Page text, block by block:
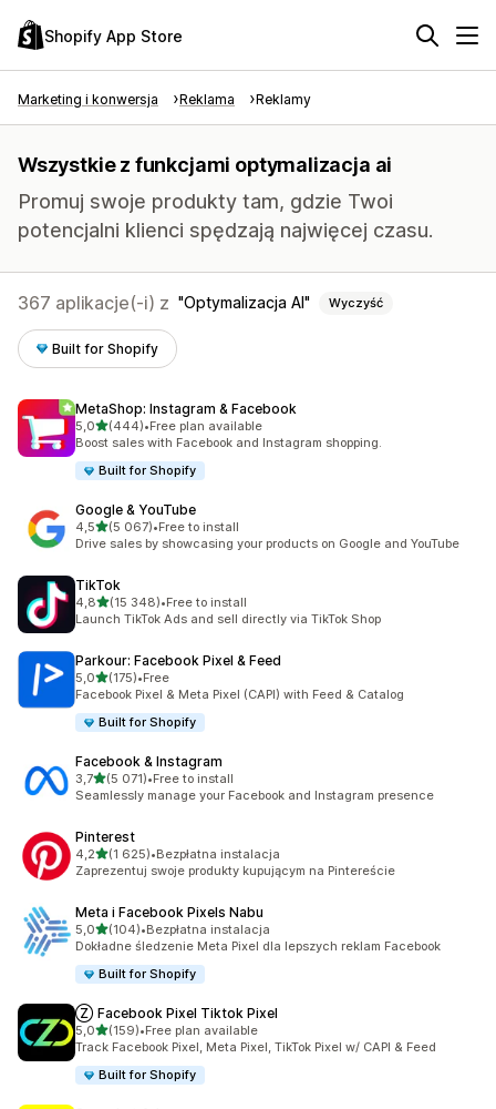
Shopify App Store
Marketing i konwersja Reklama Reklamy
Wszystkie z funkcjami optymalizacja ai
Promuj swoje produkty tam, gdzie Twoi
potencjalni klienci spędzają najwięcej czasu.
367 aplikacje(-i) z Optymalizacja AI Wyczyść
Built for Shopify
MetaShop: Instagram & Facebook
5,0na 5 gwiazdek
(444)
Łączna liczba recenzji: 444
•Free plan available
Boost sales with Facebook and Instagram shopping.
Built for Shopify
Google & YouTube
4,5na 5 gwiazdek
(5 067)
Łączna liczba recenzji: 5067
•Free to install
Drive sales by showcasing your products on Google and YouTube
TikTok
4,8na 5 gwiazdek
(15 348)
Łączna liczba recenzji: 15348
•Free to install
Launch TikTok Ads and sell directly via TikTok Shop
Parkour: Facebook Pixel & Feed
5,0na 5 gwiazdek
(175)
Łączna liczba recenzji: 175
•Free
Facebook Pixel & Meta Pixel (CAPI) with Feed & Catalog
Built for Shopify
Facebook & Instagram
3,7na 5 gwiazdek
(5 071)
Łączna liczba recenzji: 5071
•Free to install
Seamlessly manage your Facebook and Instagram presence
Pinterest
4,2na 5 gwiazdek
(1 625)
Łączna liczba recenzji: 1625
•Bezpłatna instalacja
Zaprezentuj swoje produkty kupującym na Pintereście
Meta i Facebook Pixels Nabu
5,0na 5 gwiazdek
(104)
Łączna liczba recenzji: 104
•Bezpłatna instalacja
Dokładne śledzenie Meta Pixel dla lepszych reklam Facebook
Built for Shopify
Ⓩ Facebook Pixel Tiktok Pixel
5,0na 5 gwiazdek
(159)
Łączna liczba recenzji: 159
•Free plan available
Track Facebook Pixel, Meta Pixel, TikTok Pixel w/ CAPI & Feed
Built for Shopify